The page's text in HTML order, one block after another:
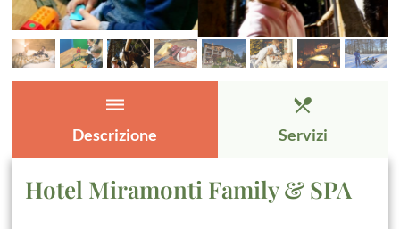
dehaze
Descrizione
restaurant_menu
Servizi
Hotel Miramonti Family & SPA